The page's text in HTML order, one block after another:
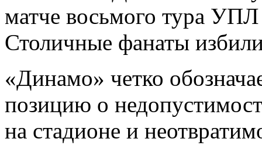
матче восьмого тура
Столичные фанаты
«Динамо» четко
позицию о
на стадионе и